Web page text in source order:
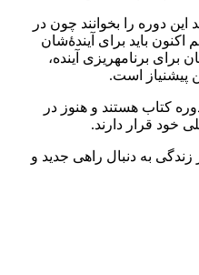
این دوره را بخوانند چون در
باید برای آیندۀشان
برنامه‏‎ریزی کنند، پس در بهترین زمان برای برنامه‎ریزی آینده،
کتاب هستند و هنوز در
خود قرار دارند.
به دنبال راهی جدید و